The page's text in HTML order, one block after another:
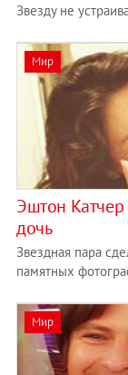
Звeзду нe
Мир
Эштон
дочь
Звездная пара
памятных
Мир